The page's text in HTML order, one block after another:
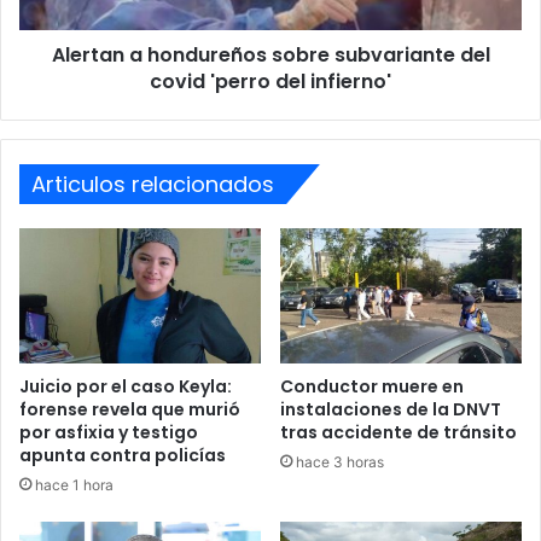
del
infierno'Alertan a hondureños sobre subvariante del
covid 'perro del infierno'
Articulos relacionados
Juicio por el caso Keyla:
forense revela que murió
por asfixia y testigo
apunta contra policías
hace 1 hora
Conductor muere en
instalaciones de la DNVT
tras accidente de tránsito
hace 3 horas